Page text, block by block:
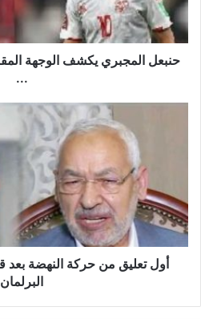
الياس
السخيري
...
حنبعل المجبري يكشف الوجهة
...
قرار
رئيس
الجمهورية
أول تعليق من حركة النهضة بعد
البرلمان